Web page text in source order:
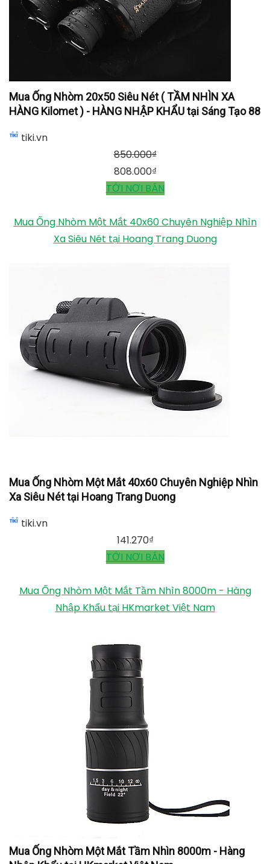
Mua Ống Nhòm 20x50 Siêu Nét ( TẦM NHÌN XA
HÀNG Kilomet ) - HÀNG NHẬP KHẨU tại Sáng Tạo 88
tiki.vn
850.000₫
808.000₫
TỚI NƠI BÁN
Mua Ống Nhòm Một Mắt 40x60 Chuyên Nghiệp Nhìn
Xa Siêu Nét tại Hoang Trang Duong
Mua Ống Nhòm Một Mắt 40x60 Chuyên Nghiệp Nhìn
Xa Siêu Nét tại Hoang Trang Duong
tiki.vn
141.270₫
TỚI NƠI BÁN
Mua Ống Nhòm Một Mắt Tầm Nhìn 8000m - Hàng
Nhập Khẩu tại HKmarket Việt Nam
Mua Ống Nhòm Một Mắt Tầm Nhìn 8000m - Hàng